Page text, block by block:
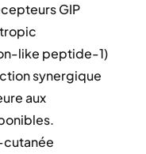
GIP
like peptide-1)
synergique
aux
cutanée